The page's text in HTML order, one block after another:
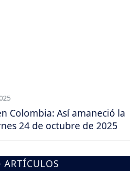
Colombia: Así amaneció la
24 de octubre de 2025
ARTÍCULOS